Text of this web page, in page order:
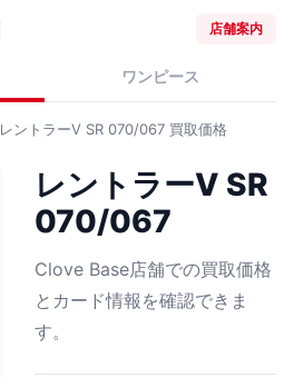
店舗案内
ワンピース
レントラーV SR 070/067 買取価格
レントラーV SR
070/067
Clove Base店舗での買取価格
とカード情報を確認できま
す。